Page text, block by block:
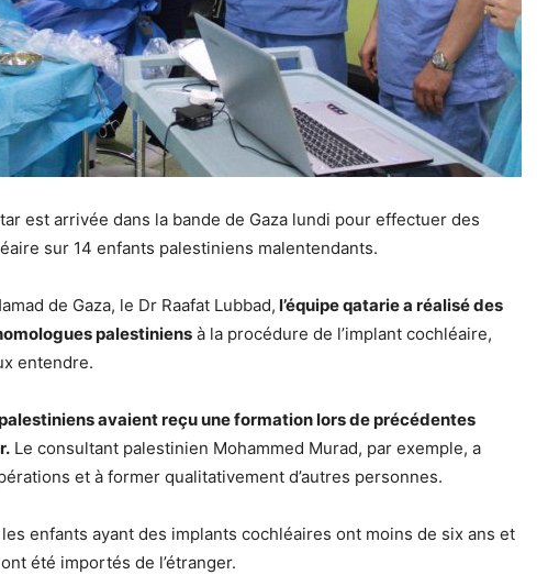
est arrivée dans la bande de Gaza lundi pour effectuer des
sur 14 enfants palestiniens malentendants.
de Gaza, le Dr Raafat Lubbad, l’équipe qatarie a réalisé des
palestiniens à la procédure de l’implant cochléaire,
entendre.
avaient reçu une formation lors de précédentes
Le consultant palestinien Mohammed Murad, par exemple, a
et à former qualitativement d’autres personnes.
enfants ayant des implants cochléaires ont moins de six ans et
été importés de l’étranger.